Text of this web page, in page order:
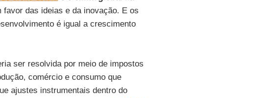
das ideias e da inovação. E os
é igual a crescimento
ser resolvida por meio de impostos
comércio e consumo que
ajustes instrumentais dentro do